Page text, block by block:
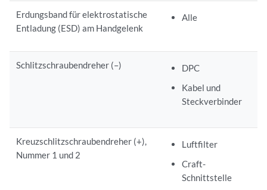
Erdungsband für elektrostatische
Entladung (ESD) am Handgelenk
Alle
Schlitzschraubendreher (–)
DPC
Kabel und
Steckverbinder
Kreuzschlitzschraubendreher (+),
Nummer 1 und 2
Luftfilter
Craft-
Schnittstelle